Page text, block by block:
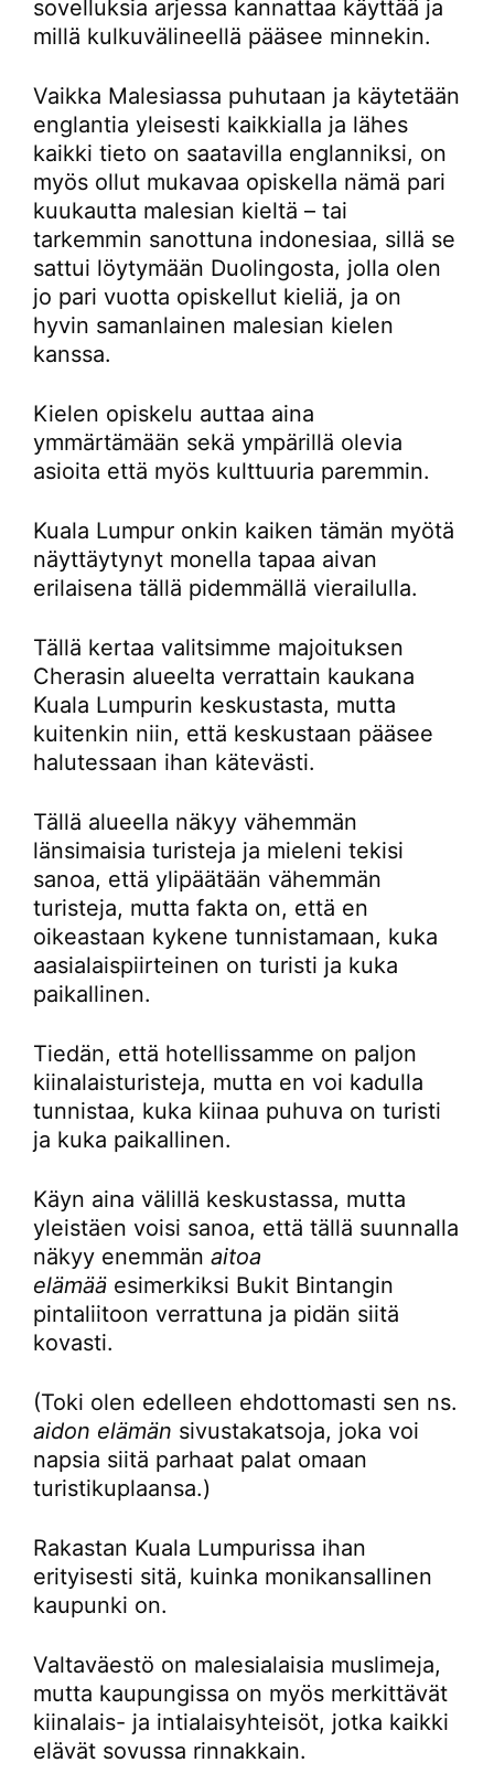
sovelluksia arjessa kannattaa käyttää ja
millä kulkuvälineellä pääsee minnekin.
Vaikka Malesiassa puhutaan ja käytetään
englantia yleisesti kaikkialla ja lähes
kaikki tieto on saatavilla englanniksi, on
myös ollut mukavaa opiskella nämä pari
kuukautta malesian kieltä – tai
tarkemmin sanottuna indonesiaa, sillä se
sattui löytymään Duolingosta, jolla olen
jo pari vuotta opiskellut kieliä, ja on
hyvin samanlainen malesian kielen
kanssa.
Kielen opiskelu auttaa aina
ymmärtämään sekä ympärillä olevia
asioita että myös kulttuuria paremmin.
Kuala Lumpur onkin kaiken tämän myötä
näyttäytynyt monella tapaa aivan
erilaisena tällä pidemmällä vierailulla.
Tällä kertaa valitsimme majoituksen
Cherasin alueelta verrattain kaukana
Kuala Lumpurin keskustasta, mutta
kuitenkin niin, että keskustaan pääsee
halutessaan ihan kätevästi.
Tällä alueella näkyy vähemmän
länsimaisia turisteja ja mieleni tekisi
sanoa, että ylipäätään vähemmän
turisteja, mutta fakta on, että en
oikeastaan kykene tunnistamaan, kuka
aasialaispiirteinen on turisti ja kuka
paikallinen.
Tiedän, että hotellissamme on paljon
kiinalaisturisteja, mutta en voi kadulla
tunnistaa, kuka kiinaa puhuva on turisti
ja kuka paikallinen.
Käyn aina välillä keskustassa, mutta
yleistäen voisi sanoa, että tällä suunnalla
näkyy enemmän aitoa
elämää esimerkiksi Bukit Bintangin
pintaliitoon verrattuna ja pidän siitä
kovasti.
(Toki olen edelleen ehdottomasti sen ns.
aidon elämän sivustakatsoja, joka voi
napsia siitä parhaat palat omaan
turistikuplaansa.)
Rakastan Kuala Lumpurissa ihan
erityisesti sitä, kuinka monikansallinen
kaupunki on.
Valtaväestö on malesialaisia muslimeja,
mutta kaupungissa on myös merkittävät
kiinalais- ja intialaisyhteisöt, jotka kaikki
elävät sovussa rinnakkain.